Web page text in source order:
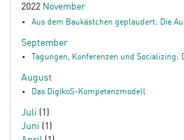
2022 November
Aus dem Baukästchen geplaudert: Die
September
Tagungen, Konferenzen und Socializing:
August
Das DigikoS-Kompetenzmodell
Juli (1)
Juni (1)